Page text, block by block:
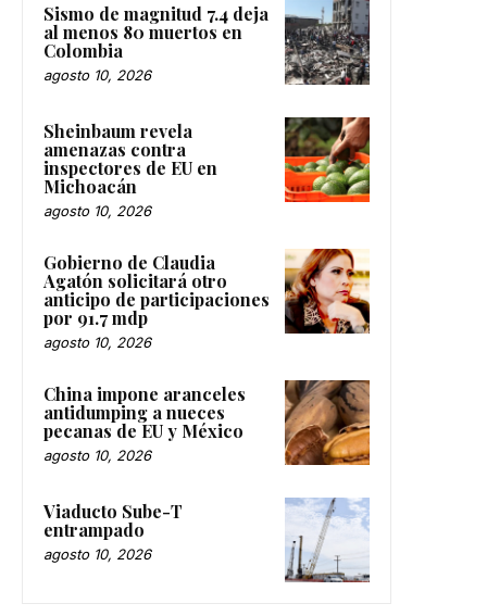
Sismo de magnitud 7.4 deja
al menos 80 muertos en
Colombia
agosto 10, 2026
Sheinbaum revela
amenazas contra
inspectores de EU en
Michoacán
agosto 10, 2026
Gobierno de Claudia
Agatón solicitará otro
anticipo de participaciones
por 91.7 mdp
agosto 10, 2026
China impone aranceles
antidumping a nueces
pecanas de EU y México
agosto 10, 2026
Viaducto Sube-T
entrampado
agosto 10, 2026